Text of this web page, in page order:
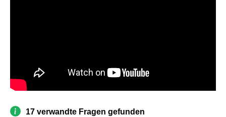
17 verwandte Fragen gefunden